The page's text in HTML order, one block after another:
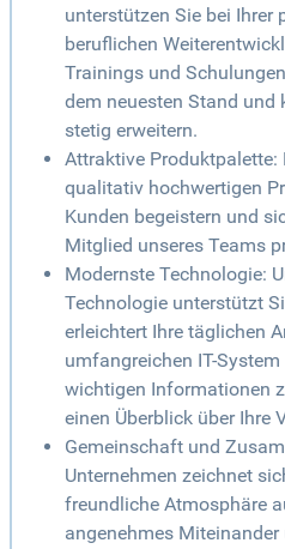
unterstützen Sie bei Ihrer
beruflichen
Trainings und
dem neuesten Stand und
stetig erweitern.
Attraktive
qualitativ hochwertigen
Kunden begeistern und
Mitglied unseres Teams
Modernste Technologie:
Technologie unterstützt
erleichtert Ihre täglichen
umfangreichen IT-
wichtigen Informationen
einen Überblick über Ihre
Gemeinschaft und
Unternehmen zeichnet
freundliche Atmosphäre
angenehmes